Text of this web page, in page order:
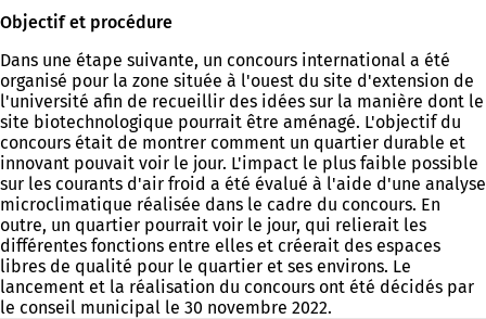
Objectif et procédure
Dans une étape suivante, un concours international a été
organisé pour la zone située à l'ouest du site d'extension de
l'université afin de recueillir des idées sur la manière dont le
site biotechnologique pourrait être aménagé. L'objectif du
concours était de montrer comment un quartier durable et
innovant pouvait voir le jour. L'impact le plus faible possible
sur les courants d'air froid a été évalué à l'aide d'une analyse
microclimatique réalisée dans le cadre du concours. En
outre, un quartier pourrait voir le jour, qui relierait les
différentes fonctions entre elles et créerait des espaces
libres de qualité pour le quartier et ses environs. Le
lancement et la réalisation du concours ont été décidés par
le conseil municipal le 30 novembre 2022.